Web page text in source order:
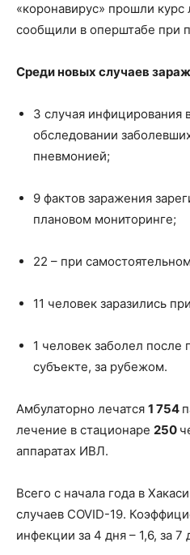
«коронавирус» прошли
сообщили в оперштабе при
Среди новых случаев
3 случая инфицирования
обследовании
пневмонией;
9 фактов заражения
плановом мониторинге;
22 – при
11 человек заразились
1 человек заболел после
субъекте, за рубежом.
Амбулаторно лечатся 1 754
лечение в стационаре 250
аппаратах ИВЛ.
Всего с начала года в
случаев COVID-19.
инфекции за 4 дня – 1,6, за 7